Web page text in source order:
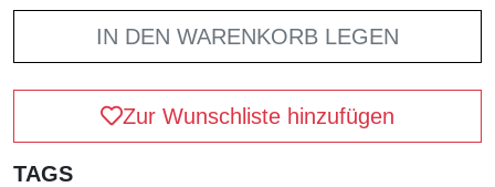
IN DEN WARENKORB LEGEN
Zur Wunschliste hinzufügen
TAGS